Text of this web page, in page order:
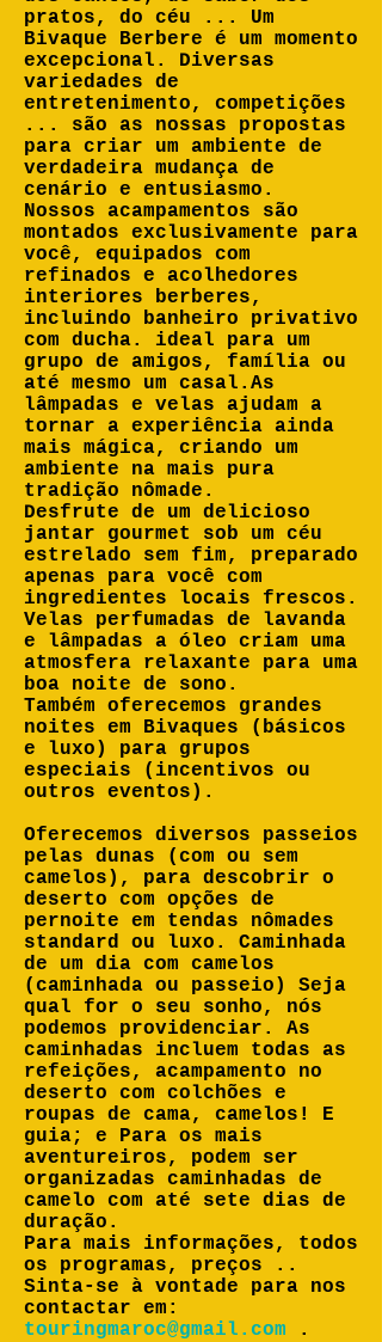
pratos, do céu ... Um
Bivaque Berbere é um momento
excepcional. Diversas
variedades de
entretenimento, competições
... são as nossas propostas
para criar um ambiente de
verdadeira mudança de
cenário e entusiasmo.
Nossos acampamentos são
montados exclusivamente para
você, equipados com
refinados e acolhedores
interiores berberes,
incluindo banheiro privativo
com ducha. ideal para um
grupo de amigos, família ou
até mesmo um casal.As
lâmpadas e velas ajudam a
tornar a experiência ainda
mais mágica, criando um
ambiente na mais pura
tradição nômade.
Desfrute de um delicioso
jantar gourmet sob um céu
estrelado sem fim, preparado
apenas para você com
ingredientes locais frescos.
Velas perfumadas de lavanda
e lâmpadas a óleo criam uma
atmosfera relaxante para uma
boa noite de sono.
Também oferecemos grandes
noites em Bivaques (básicos
e luxo) para grupos
especiais (incentivos ou
outros eventos).
Oferecemos diversos passeios
pelas dunas (com ou sem
camelos), para descobrir o
deserto com opções de
pernoite em tendas nômades
standard ou luxo. Caminhada
de um dia com camelos
(caminhada ou passeio) Seja
qual for o seu sonho, nós
podemos providenciar. As
caminhadas incluem todas as
refeições, acampamento no
deserto com colchões e
roupas de cama, camelos! E
guia; e Para os mais
aventureiros, podem ser
organizadas caminhadas de
camelo com até sete dias de
duração.
Para mais informações, todos
os programas, preços ..
Sinta-se à vontade para nos
contactar em:
touringmaroc@gmail.com
.